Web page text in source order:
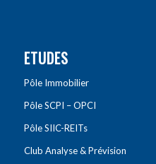
ETUDES
Pôle Immobilier
Pôle SCPI – OPCI
Pôle SIIC-REITs
Club Analyse & Prévision